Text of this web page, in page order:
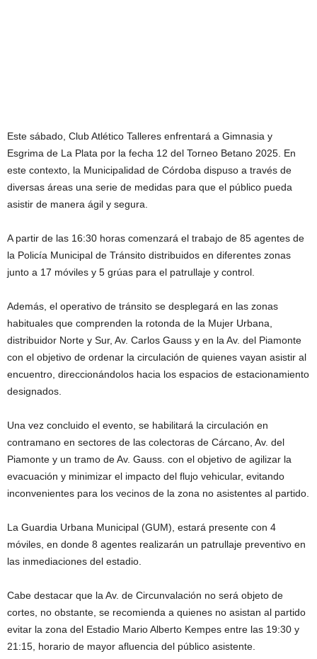
Este sábado, Club Atlético Talleres enfrentará a Gimnasia y
Esgrima de La Plata por la fecha 12 del Torneo Betano 2025. En
este contexto, la Municipalidad de Córdoba dispuso a través de
diversas áreas una serie de medidas para que el público pueda
asistir de manera ágil y segura.
A partir de las 16:30 horas comenzará el trabajo de 85 agentes de
la Policía Municipal de Tránsito distribuidos en diferentes zonas
junto a 17 móviles y 5 grúas para el patrullaje y control.
Además, el operativo de tránsito se desplegará en las zonas
habituales que comprenden la rotonda de la Mujer Urbana,
distribuidor Norte y Sur, Av. Carlos Gauss y en la Av. del Piamonte
con el objetivo de ordenar la circulación de quienes vayan asistir al
encuentro, direccionándolos hacia los espacios de estacionamiento
designados.
Una vez concluido el evento, se habilitará la circulación en
contramano en sectores de las colectoras de Cárcano, Av. del
Piamonte y un tramo de Av. Gauss. con el objetivo de agilizar la
evacuación y minimizar el impacto del flujo vehicular, evitando
inconvenientes para los vecinos de la zona no asistentes al partido.
La Guardia Urbana Municipal (GUM), estará presente con 4
móviles, en donde 8 agentes realizarán un patrullaje preventivo en
las inmediaciones del estadio.
Cabe destacar que la Av. de Circunvalación no será objeto de
cortes, no obstante, se recomienda a quienes no asistan al partido
evitar la zona del Estadio Mario Alberto Kempes entre las 19:30 y
21:15, horario de mayor afluencia del público asistente.